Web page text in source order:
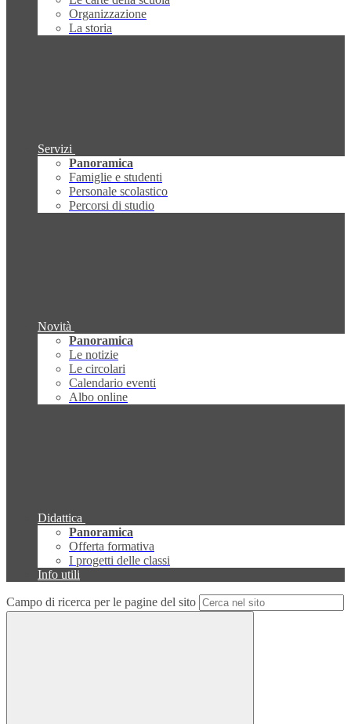
Organizzazione
La storia
Servizi
Panoramica
Famiglie e studenti
Personale scolastico
Percorsi di studio
Novità
Panoramica
Le notizie
Le circolari
Calendario eventi
Albo online
Didattica
Panoramica
Offerta formativa
I progetti delle classi
Info utili
Campo di ricerca per le pagine del sito